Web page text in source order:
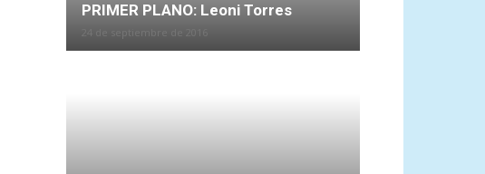
PRIMER PLANO: Leoni Torres